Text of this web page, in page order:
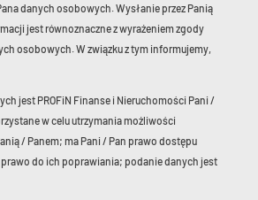
danych osobowych. Wysłanie przez Panią
jest równoznaczne z wyrażeniem zgody
osobowych. W związku z tym informujemy,
jest PROFiN Finanse i Nieruchomości Pani /
w celu utrzymania możliwości
/ Panem; ma Pani / Pan prawo dostępu
do ich poprawiania; podanie danych jest